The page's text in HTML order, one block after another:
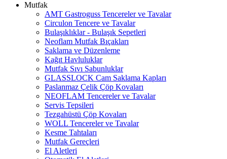
Mutfak
AMT Gastroguss Tencereler ve Tavalar
Circulon Tencere ve Tavalar
Bulaşıklıklar - Bulaşık Sepetleri
Neoflam Mutfak Bıçakları
Saklama ve Düzenleme
Kağıt Havluluklar
Mutfak Sıvı Sabunluklar
GLASSLOCK Cam Saklama Kapları
Paslanmaz Çelik Çöp Kovaları
NEOFLAM Tencereler ve Tavalar
Servis Tepsileri
Tezgahüstü Çöp Kovaları
WOLL Tencereler ve Tavalar
Kesme Tahtaları
Mutfak Gereçleri
El Aletleri